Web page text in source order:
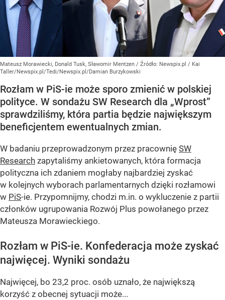
Mateusz Morawiecki, Donald Tusk, Sławomir Mentzen / Źródło: Newspix.pl / Kai
Taller/Newspix.pl/Tedi/Newspix.pl/Damian Burzykowski
Rozłam w PiS-ie może sporo zmienić w polskiej
polityce. W sondażu SW Research dla „Wprost”
sprawdziliśmy, która partia będzie największym
beneficjentem ewentualnych zmian.
W badaniu przeprowadzonym przez pracownię SW
Research zapytaliśmy ankietowanych, która formacja
polityczna ich zdaniem mogłaby najbardziej zyskać
w kolejnych wyborach parlamentarnych dzięki rozłamowi
w PiS-ie. Przypomnijmy, chodzi m.in. o wykluczenie z partii
członków ugrupowania Rozwój Plus powołanego przez
Mateusza Morawieckiego.
Rozłam w PiS-ie. Konfederacja może zyskać
najwięcej. Wyniki sondażu
Najwięcej, bo 23,2 proc. osób uznało, że największą
korzyść z obecnej sytuacji może...